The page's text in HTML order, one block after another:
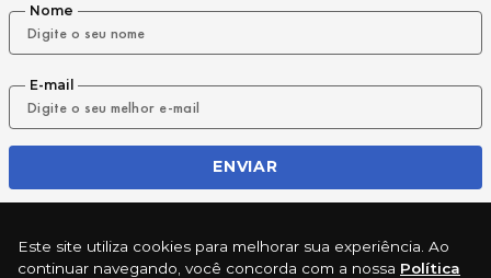
Este site utiliza cookies para melhorar sua experiência. Ao
continuar navegando, você concorda com a nossa Política
Nome
E-mail
ENVIAR
REDES SOCIAIS